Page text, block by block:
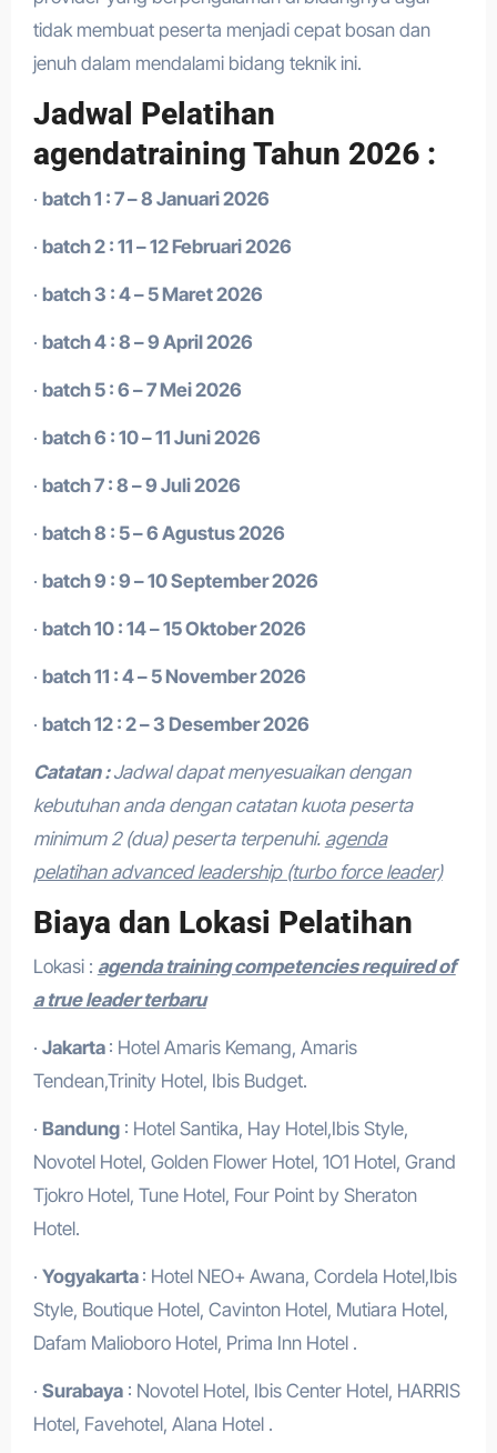
tidak membuat peserta menjadi cepat bosan dan
jenuh dalam mendalami bidang teknik ini.
Jadwal Pelatihan
agendatraining Tahun 2026 :
· batch 1 : 7 – 8 Januari 2026
· batch 2 : 11 – 12 Februari 2026
· batch 3 : 4 – 5 Maret 2026
· batch 4 : 8 – 9 April 2026
· batch 5 : 6 – 7 Mei 2026
· batch 6 : 10 – 11 Juni 2026
· batch 7 : 8 – 9 Juli 2026
· batch 8 : 5 – 6 Agustus 2026
· batch 9 : 9 – 10 September 2026
· batch 10 : 14 – 15 Oktober 2026
· batch 11 : 4 – 5 November 2026
· batch 12 : 2 – 3 Desember 2026
Catatan :Jadwal dapat menyesuaikan dengan
kebutuhan anda dengan catatan kuota peserta
minimum 2 (dua) peserta terpenuhi. agenda
pelatihan advanced leadership (turbo force leader)
Biaya dan Lokasi Pelatihan
Lokasi : agenda training competencies required of
a true leader terbaru
· Jakarta : Hotel Amaris Kemang, Amaris
Tendean,Trinity Hotel, Ibis Budget.
· Bandung: Hotel Santika, Hay Hotel,Ibis Style,
Novotel Hotel, Golden Flower Hotel, 1O1 Hotel, Grand
Tjokro Hotel, Tune Hotel, Four Point by Sheraton
Hotel.
· Yogyakarta : Hotel NEO+ Awana, Cordela Hotel,Ibis
Style, Boutique Hotel, Cavinton Hotel, Mutiara Hotel,
Dafam Malioboro Hotel, Prima Inn Hotel .
· Surabaya: Novotel Hotel, Ibis Center Hotel, HARRIS
Hotel, Favehotel, Alana Hotel .